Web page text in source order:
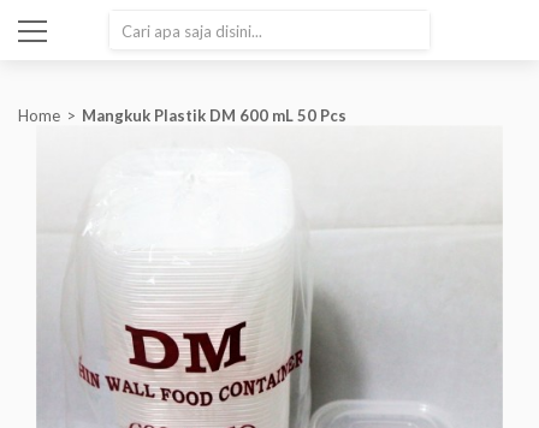
Home Mangkuk Plastik DM 600 mL 50 Pcs